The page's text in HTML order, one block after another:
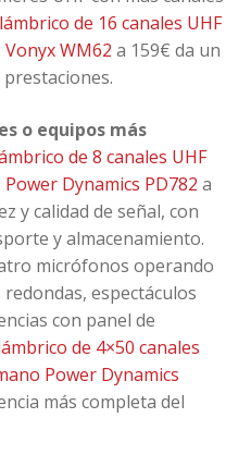
de 16 canales UHF
WM62 a 159€ da un
o equipos más
de 8 canales UHF
Dynamics PD782 a
y calidad de señal, con
y almacenamiento.
micrófonos operando
espectáculos
con panel de
de 4×50 canales
Power Dynamics
más completa del